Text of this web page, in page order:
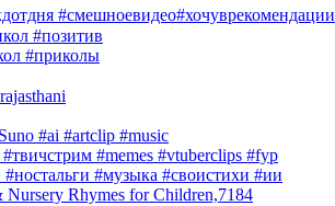
#смешноевидео#хочуврекомендации
#позитив
#приколы
#ai #artclip #music
#memes #vtuberclips #fyp
#музыка #своистихи #ии
Rhymes for Children,7184